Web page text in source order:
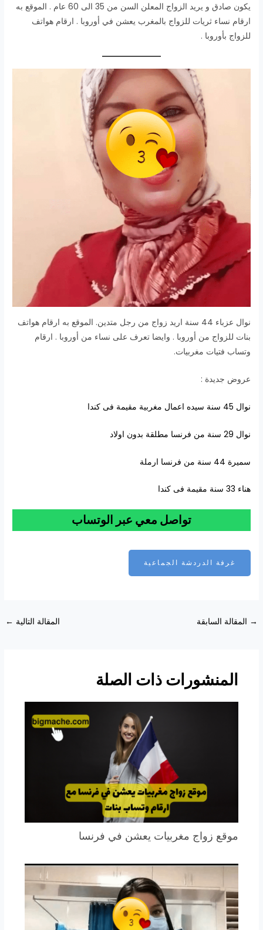
يكون صادق و يريد الزواج المعلن السن من 35 الى 60 عام . الموقع به
ارقام نساء ثريات للزواج بالمغرب يعشن في أوروبا . ارقام هواتف
للزواج بأوروبا .
نوال عزباء 44 سنة اريد زواج من رجل متدين. الموقع به ارقام هواتف
بنات للزواج من أوروبا . وايضا تعرف على نساء من أوروبا . ارقام
وتساب فتيات مغربيات.
عروض جديدة :
نوال 45 سنة سيده اعمال مغربية مقيمة فى كندا
نوال 29 سنة من فرنسا مطلقة بدون اولاد
سميرة 44 سنة من فرنسا ارملة
هناء 33 سنة مقيمة فى كندا
تواصل معي عبر الوتساب
غرفة الدردشة الجماعية
Post
→ المقالة السابقة المقالة التالية ←
المنشورات ذات الصلة
موقع زواج مغربيات يعشن في فرنسا